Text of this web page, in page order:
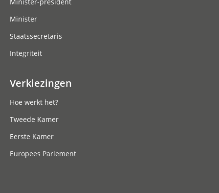
Minister-president
Minister
Staatssecretaris
Integriteit
Verkiezingen
Hoe werkt het?
Tweede Kamer
Eerste Kamer
Europees Parlement